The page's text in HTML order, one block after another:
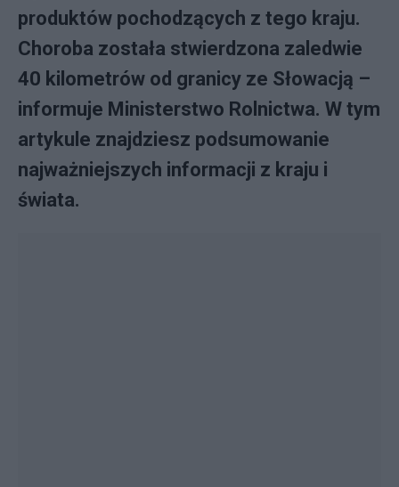
produktów pochodzących z tego kraju.
Choroba została stwierdzona zaledwie
40 kilometrów od granicy ze Słowacją –
informuje Ministerstwo Rolnictwa. W tym
artykule znajdziesz podsumowanie
najważniejszych informacji z kraju i
świata.